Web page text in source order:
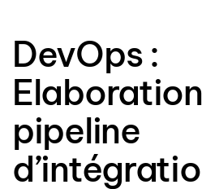
DevOps :
Elaboration
pipeline